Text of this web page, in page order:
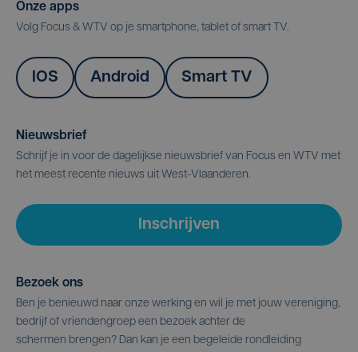
Onze apps
Volg Focus & WTV op je smartphone, tablet of smart TV.
IOS Android Smart TV
Nieuwsbrief
Schrijf je in voor de dagelijkse nieuwsbrief van Focus en WTV met
het meest recente nieuws uit West-Vlaanderen.
Inschrijven
Bezoek ons
Ben je benieuwd naar onze werking en wil je met jouw vereniging,
bedrijf of vriendengroep een bezoek achter de
schermen brengen? Dan kan je een begeleide rondleiding